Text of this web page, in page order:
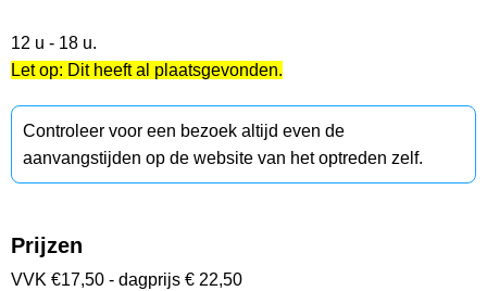
12 u - 18 u.
Let op: Dit heeft al plaatsgevonden.
Controleer voor een bezoek altijd even de
aanvangstijden op de website van het optreden zelf.
Prijzen
VVK €17,50 - dagprijs € 22,50